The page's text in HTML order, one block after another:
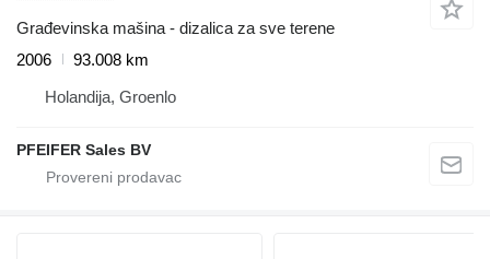
Građevinska mašina - dizalica za sve terene
2006
93.008 km
Holandija, Groenlo
PFEIFER Sales BV